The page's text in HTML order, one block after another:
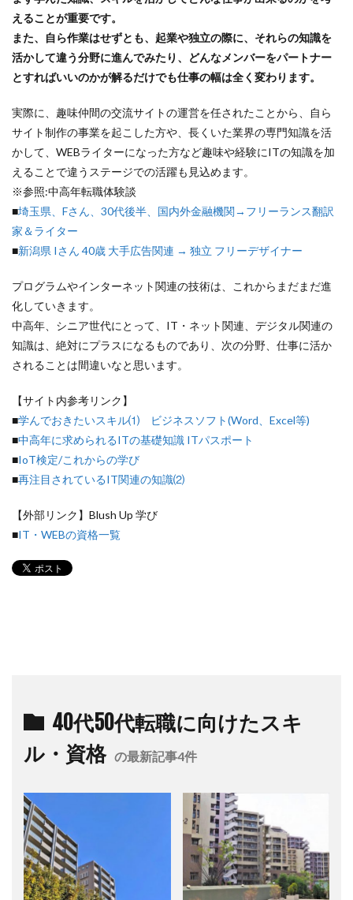
えることが重要です。
また、自ら作業はせずとも、起業や独立の際に、それらの知識を
活かして違う分野に進んでみたり、どんなメンバーをパートナー
とすればいいのかが解るだけでも仕事の幅は全く変わります。
実際に、趣味仲間の交流サイトの運営を任されたことから、自ら
サイト制作の事業を起こした方や、長くいた業界の専門知識を活
かして、WEBライターになった方など趣味や経験にITの知識を加
えることで違うステージでの活躍も見込めます。
※参照:中高年転職体験談
■埼玉県、Fさん、30代後半、国内外金融機関→フリーランス翻訳
家＆ライター
■新潟県 Iさん 40歳 大手広告関連 → 独立 フリーデザイナー
プログラムやインターネット関連の技術は、これからまだまだ進
化していきます。
中高年、シニア世代にとって、IT・ネット関連、デジタル関連の
知識は、絶対にプラスになるものであり、次の分野、仕事に活か
されることは間違いなと思います。
【サイト内参考リンク】
■学んでおきたいスキル⑴ ビジネスソフト(Word、Excel等)
■中高年に求められるITの基礎知識 ITパスポート
■IoT検定/これからの学び
■再注目されているIT関連の知識⑵
【外部リンク】Blush Up 学び
■IT・WEBの資格一覧
40代50代転職に向けたスキ
ル・資格 の最新記事4件